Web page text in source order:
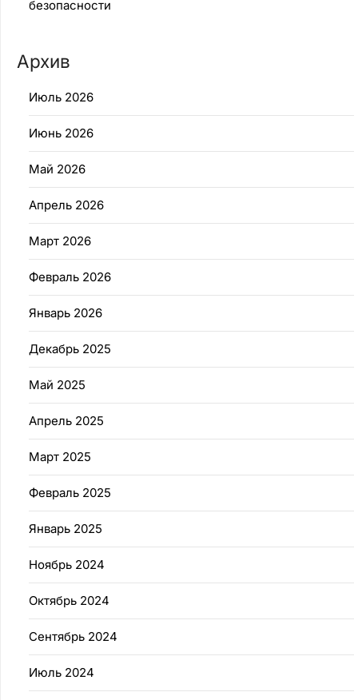
безопасности
Архив
Июль 2026
Июнь 2026
Май 2026
Апрель 2026
Март 2026
Февраль 2026
Январь 2026
Декабрь 2025
Май 2025
Апрель 2025
Март 2025
Февраль 2025
Январь 2025
Ноябрь 2024
Октябрь 2024
Сентябрь 2024
Июль 2024